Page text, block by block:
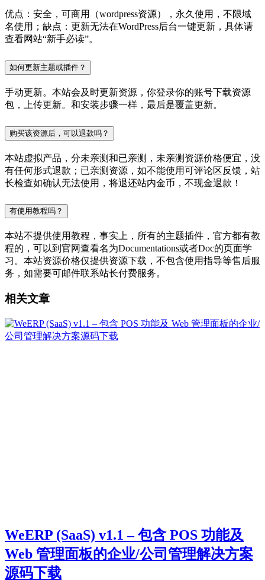
优点：安全，可商用（wordpress资源），永久使用，不限域
名使用；缺点：更新无法在WordPress后台一键更新，具体请
查看网站“新手必读”。
如何更新主题或插件？
手动更新。本站会及时更新资源，你登录你的账号下载资源
包，上传更新。和安装步骤一样，最后是覆盖更新。
购买该资源后，可以退款吗？
本站虚拟产品，分未亲测和已亲测，未亲测资源价格便宜，没
有任何形式退款；已亲测资源，如不能使用可评论区反馈，站
长检查如确认无法使用，将退还站内金币，不现金退款！
有使用教程吗？
本站不提供使用教程，事实上，所有的主题插件，官方都有教
程的，可以到官网查看名为Documentations或者Doc的页面学
习。本站资源价格仅提供资源下载，不包含使用指导等售后服
务，如需要可邮件联系站长付费服务。
相关文章
WeERP (SaaS) v1.1 – 包含 POS 功能及
Web 管理面板的企业/公司管理解决方案
源码下载